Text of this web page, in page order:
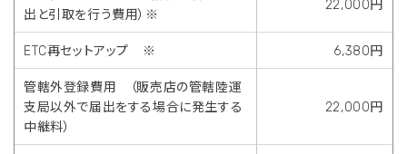
出と引取を行う費用）※
22,000円
ETC再セットアップ ※ 6,380円
管轄外登録費用 （販売店の管轄陸運
支局以外で届出をする場合に発生する
中継料）
22,000円